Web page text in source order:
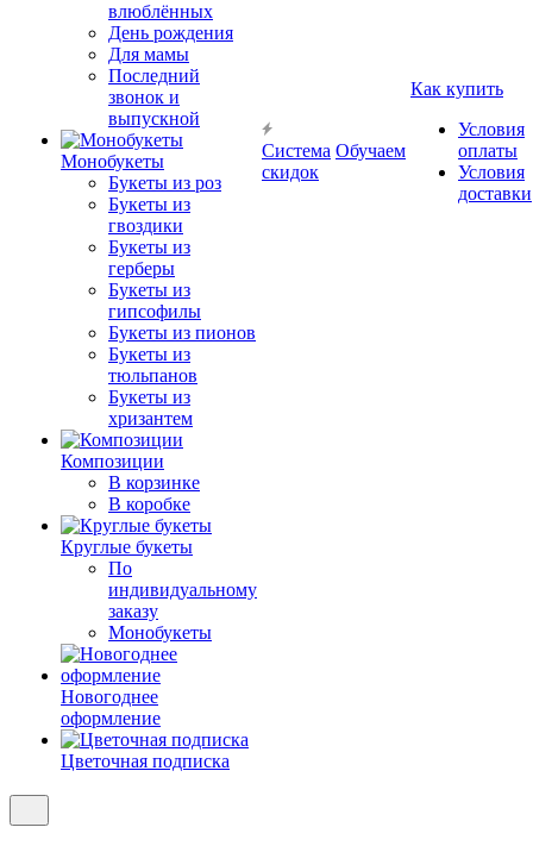
влюблённых
День рождения
Для мамы
Последний
звонок и
выпускной
Монобукеты
Букеты из роз
Букеты из
гвоздики
Букеты из
герберы
Букеты из
гипсофилы
Букеты из пионов
Букеты из
тюльпанов
Букеты из
хризантем
Композиции
В корзинке
В коробке
Круглые букеты
По
индивидуальному
заказу
Монобукеты
Новогоднее
оформление
Цветочная подписка
Система
скидок
Обучаем
Как купить
Условия
оплаты
Условия
доставки